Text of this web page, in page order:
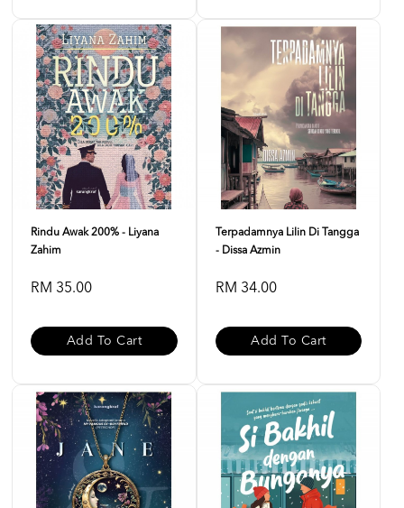
Rindu Awak 200% - Liyana
Zahim
RM 35.00
Add To Cart
Terpadamnya Lilin Di Tangga
- Dissa Azmin
RM 34.00
Add To Cart